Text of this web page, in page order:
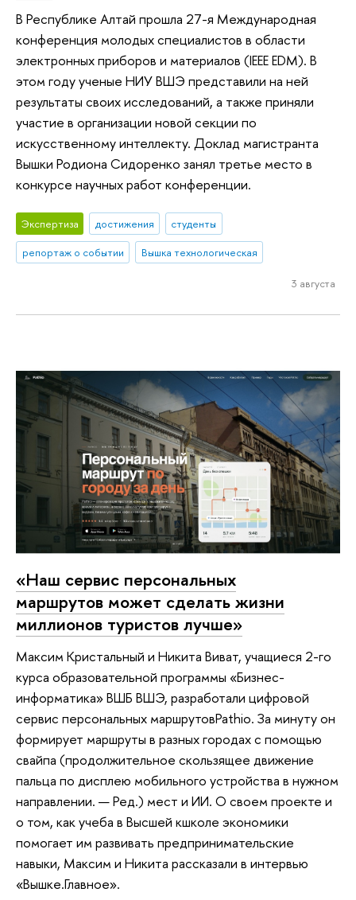
В Республике Алтай прошла 27-я Международная
конференция молодых специалистов в области
электронных приборов и материалов (IEEE EDM). В
этом году ученые НИУ ВШЭ представили на ней
результаты своих исследований, а также приняли
участие в организации новой секции по
искусственному интеллекту. Доклад магистранта
Вышки Родиона Сидоренко занял третье место в
конкурсе научных работ конференции.
Экспертиза достижения
студенты
репортаж о событии
Вышка технологическая
3 августа
«Наш сервис персональных
маршрутов может сделать жизни
миллионов туристов лучше»
Максим Кристальный и Никита Виват, учащиеся 2-го
курса образовательной программы «Бизнес-
информатика» ВШБ ВШЭ, разработали цифровой
сервис персональных маршрутовPathio. За минуту он
формирует маршруты в разных городах с помощью
свайпа (продолжительное скользящее движение
пальца по дисплею мобильного устройства в нужном
направлении. — Ред.) мест и ИИ. О своем проекте и
о том, как учеба в Высшей кшколе экономики
помогает им развивать предпринимательские
навыки, Максим и Никита рассказали в интервью
«Вышке.Главное».